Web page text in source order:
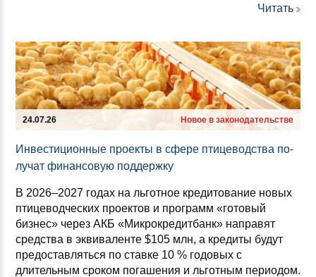
Читать
24.07.26 Новое в законодательстве
Ин­вес­ти­ци­он­ные про­ек­ты в сфе­ре пти­це­водс­тва по­
лу­чат фи­нан­со­вую под­дер­жку
В 2026–2027 годах на льготное кредитование новых
птицеводческих проектов и программ «готовый
бизнес» через АКБ «Микрокредитбанк» направят
средства в эквиваленте $105 млн, а кредиты будут
предоставляться по ставке 10 % годовых с
длительным сроком погашения и льготным периодом.